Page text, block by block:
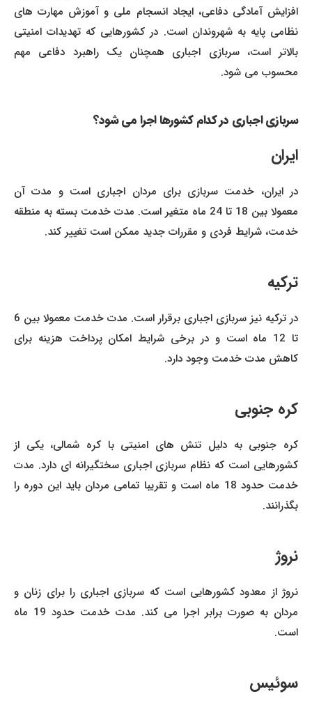
افزایش آمادگی دفاعی، ایجاد انسجام ملی و آموزش مهارت های
نظامی پایه به شهروندان است. در کشورهایی که تهدیدات امنیتی
بالاتر است، سربازی اجباری همچنان یک راهبرد دفاعی مهم
محسوب می شود.
سربازی اجباری در کدام کشورها اجرا می شود؟
ایران
در ایران، خدمت سربازی برای مردان اجباری است و مدت آن
معمولا بین 18 تا 24 ماه متغیر است. مدت خدمت بسته به منطقه
خدمت، شرایط فردی و مقررات جدید ممکن است تغییر کند.
ترکیه
در ترکیه نیز سربازی اجباری برقرار است. مدت خدمت معمولا بین 6
تا 12 ماه است و در برخی شرایط امکان پرداخت هزینه برای
کاهش مدت خدمت وجود دارد.
کره جنوبی
کره جنوبی به دلیل تنش های امنیتی با کره شمالی، یکی از
کشورهایی است که نظام سربازی اجباری سختگیرانه ای دارد. مدت
خدمت حدود 18 ماه است و تقریبا تمامی مردان باید این دوره را
بگذرانند.
نروژ
نروژ از معدود کشورهایی است که سربازی اجباری را برای زنان و
مردان به صورت برابر اجرا می کند. مدت خدمت حدود 19 ماه
است.
سوئیس